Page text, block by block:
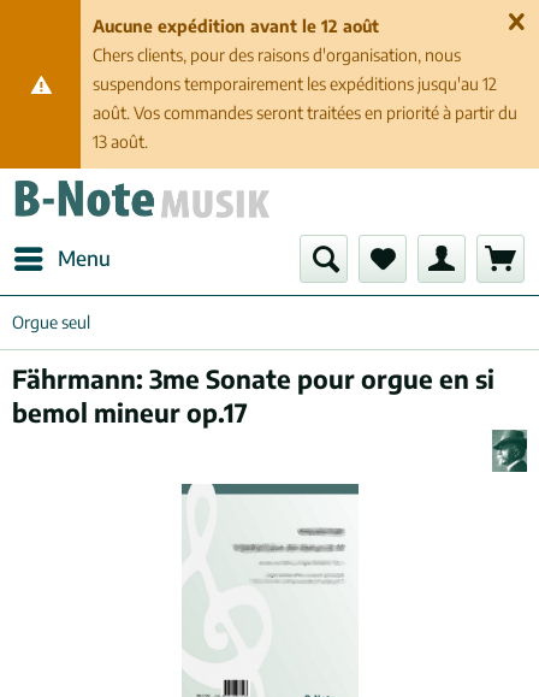
Aucune expédition avant le 12 août
Chers clients, pour des raisons d'organisation, nous
suspendons temporairement les expéditions jusqu'au 12
août. Vos commandes seront traitées en priorité à partir du
13 août.
Menu
Orgue seul
Fährmann: 3me Sonate pour orgue en si
bemol mineur op.17